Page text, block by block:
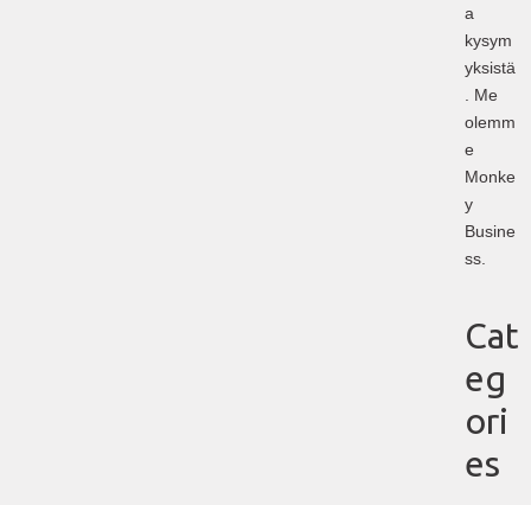
a
kysym
yksistä
. Me
olemm
e
Monke
y
Busine
ss.
Cat
eg
ori
es